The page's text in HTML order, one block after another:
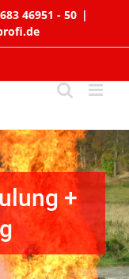
46951 - 50 |
+